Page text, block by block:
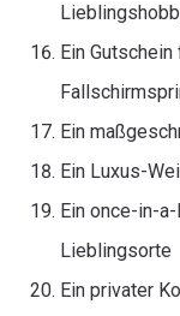
Ein
Ein
Ein Luxus-
Ein once-in-
Lieblingsorte
Ein privater